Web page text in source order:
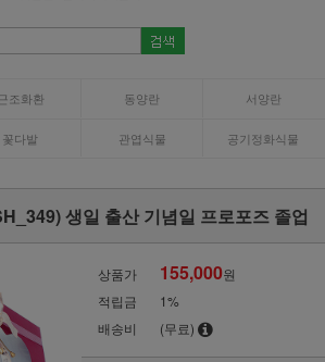
조화환 동양란 서양란
꽃다발 관엽식물 공기정화식물
생일 출산 기념일 프로포즈 졸업
상품가 155,000원
적립금
1%
배송비
(무료)